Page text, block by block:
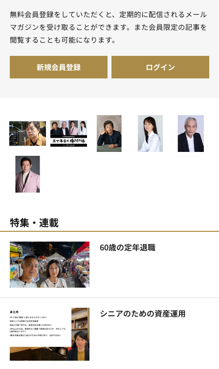
無料会員登録をしていただくと、定期的に配信されるメール
マガジンを受け取ることができます。また会員限定の記事を
閲覧することも可能になります。
新規会員登録 ログイン
特集・連載
60歳の定年退職
シニアのための資産運用